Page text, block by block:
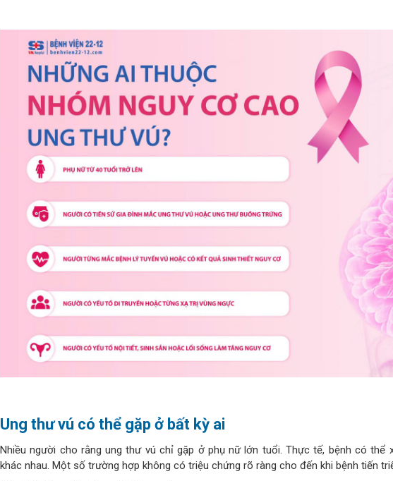
Ung thư vú có thể gặp ở bất kỳ ai
Nhiều người cho rằng ung thư vú chỉ gặp ở phụ nữ lớn tuổi. Thực tế, bệnh có thể
khác nhau. Một số trường hợp không có triệu chứng rõ ràng cho đến khi bệnh tiến